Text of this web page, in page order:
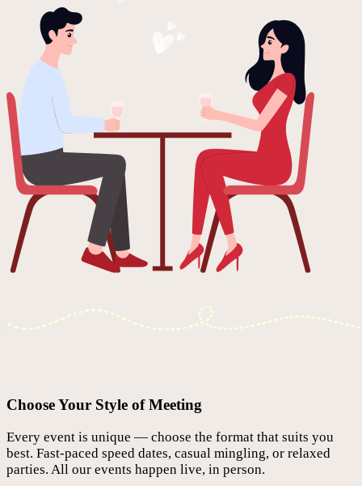
Choose Your Style of Meeting
Every event is unique — choose the format that suits you
best. Fast-paced speed dates, casual mingling, or relaxed
parties. All our events happen live, in person.